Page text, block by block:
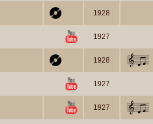
1928
1927
1928
1927
1927